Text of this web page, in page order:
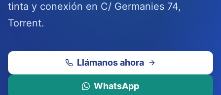
tinta y conexión en C/ Germanies 74,
Torrent.
Llámanos ahora
WhatsApp